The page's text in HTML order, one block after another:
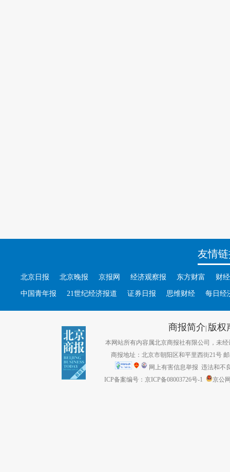
友情
北京日报 北京晚报 京报网 经济观察报 东方财富 财
中国青年报 21世纪经济报道 证券日报 思维财经 每日经
商报简介| 版权
本网站所有内容属北京商报社有限公司，未经
商报地址：北京市朝阳区和平里西街21号
网上有害信息举报 违法和不
ICP备案编号：京ICP备08003726号-1
京公